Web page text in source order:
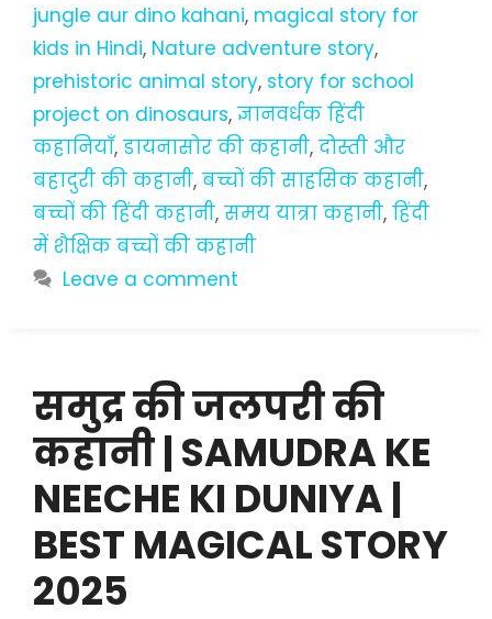
jungle aur dino kahani, magical story for
kids in Hindi, Nature adventure story,
prehistoric animal story, story for school
project on dinosaurs, ज्ञानवर्धक हिंदी
कहानियाँ, डायनासोर की कहानी, दोस्ती और
बहादुरी की कहानी, बच्चों की साहसिक कहानी,
बच्चों की हिंदी कहानी, समय यात्रा कहानी, हिंदी
में शैक्षिक बच्चों की कहानी
Leave a comment
समुद्र की जलपरी की
कहानी | SAMUDRA KE
NEECHE KI DUNIYA |
BEST MAGICAL STORY
2025